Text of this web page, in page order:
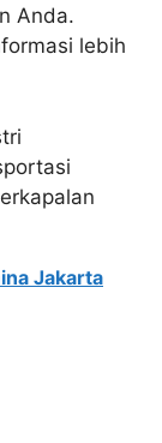
Anda.
lebih
Jakarta